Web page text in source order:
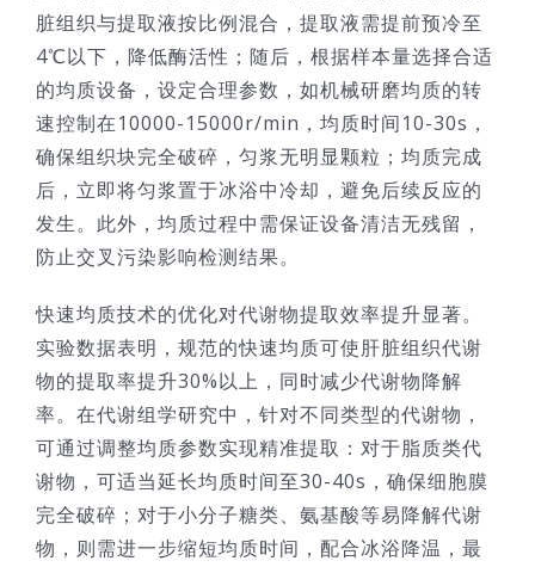
脏组织与提取液按比例混合，提取液需提前预冷至
4℃以下，降低酶活性；随后，根据样本量选择合适
的均质设备，设定合理参数，如机械研磨均质的转
速控制在10000-15000r/min，均质时间10-30s，
确保组织块完全破碎，匀浆无明显颗粒；均质完成
后，立即将匀浆置于冰浴中冷却，避免后续反应的
发生。此外，均质过程中需保证设备清洁无残留，
防止交叉污染影响检测结果。
快速均质技术的优化对代谢物提取效率提升显著。
实验数据表明，规范的快速均质可使肝脏组织代谢
物的提取率提升30%以上，同时减少代谢物降解
率。在代谢组学研究中，针对不同类型的代谢物，
可通过调整均质参数实现精准提取：对于脂质类代
谢物，可适当延长均质时间至30-40s，确保细胞膜
完全破碎；对于小分子糖类、氨基酸等易降解代谢
物，则需进一步缩短均质时间，配合冰浴降温，最